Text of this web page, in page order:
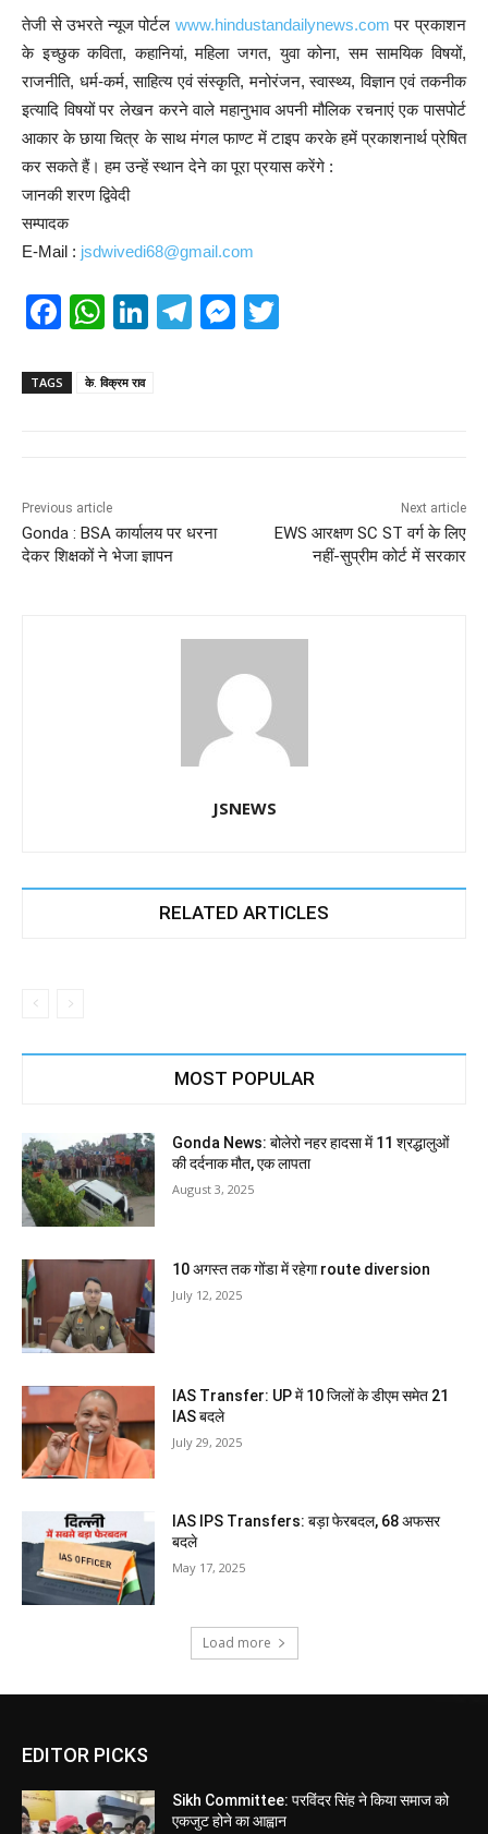
तेजी से उभरते न्यूज पोर्टल www.hindustandailynews.com पर प्रकाशन
के इच्छुक कविता, कहानियां, महिला जगत, युवा कोना, सम सामयिक विषयों,
राजनीति, धर्म-कर्म, साहित्य एवं संस्कृति, मनोरंजन, स्वास्थ्य, विज्ञान एवं तकनीक
इत्यादि विषयों पर लेखन करने वाले महानुभाव अपनी मौलिक रचनाएं एक पासपोर्ट
आकार के छाया चित्र के साथ मंगल फाण्ट में टाइप करके हमें प्रकाशनार्थ प्रेषित
कर सकते हैं। हम उन्हें स्थान देने का पूरा प्रयास करेंगे :
जानकी शरण द्विवेदी
सम्पादक
E-Mail : jsdwivedi68@gmail.com
F
c
o
k
W
at
p
Li
T
M
TAGS के. विक्रम राव
Previous article
Gonda : BSA कार्यालय पर धरना
देकर शिक्षकों ने भेजा ज्ञापन
Next article
EWS आरक्षण SC ST वर्ग के लिए
नहीं-सुप्रीम कोर्ट में सरकार
JSNEWS
RELATED ARTICLES
MOST POPULAR
Gonda News: बोलेरो नहर हादसा में 11 श्रद्धालुओं
की दर्दनाक मौत, एक लापता
August 3, 2025
10 अगस्त तक गोंडा में रहेगा route diversion
July 12, 2025
IAS Transfer: UP में 10 जिलों के डीएम समेत 21
IAS बदले
July 29, 2025
IAS IPS Transfers: बड़ा फेरबदल, 68 अफसर
बदले
May 17, 2025
Load more
EDITOR PICKS
Sikh Committee: परविंदर सिंह ने किया समाज को
एकजुट होने का आह्वान